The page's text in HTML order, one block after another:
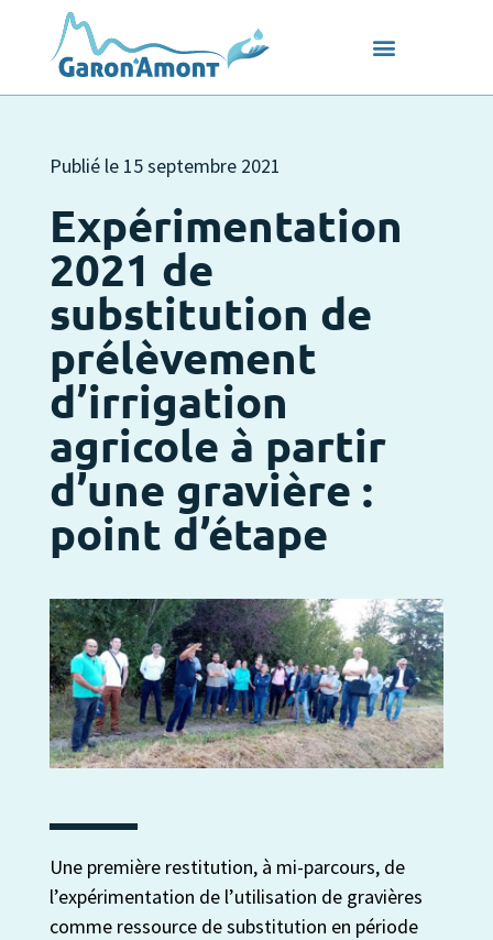
Publié le 15 septembre 2021
Expérimentation
2021 de
substitution de
prélèvement
d’irrigation
agricole à partir
d’une gravière :
point d’étape
Une première restitution, à mi-parcours, de
l’expérimentation de l’utilisation de gravières
comme ressource de substitution en période